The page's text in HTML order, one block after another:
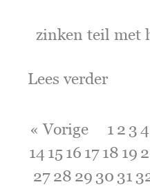
zinken teil met
Lees verder
« Vorige 1 2 34
14 15 16 1718 19
27 28 29 30 31